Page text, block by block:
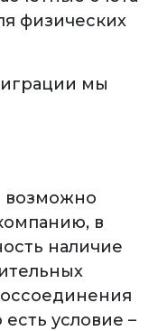
физических
мы
возможно
в
наличие
условие –